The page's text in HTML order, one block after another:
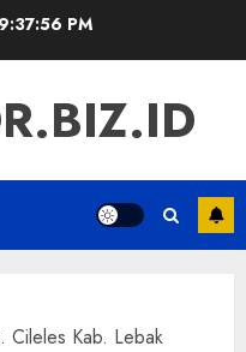
9:37:57 PM
Cileles Kab. Lebak